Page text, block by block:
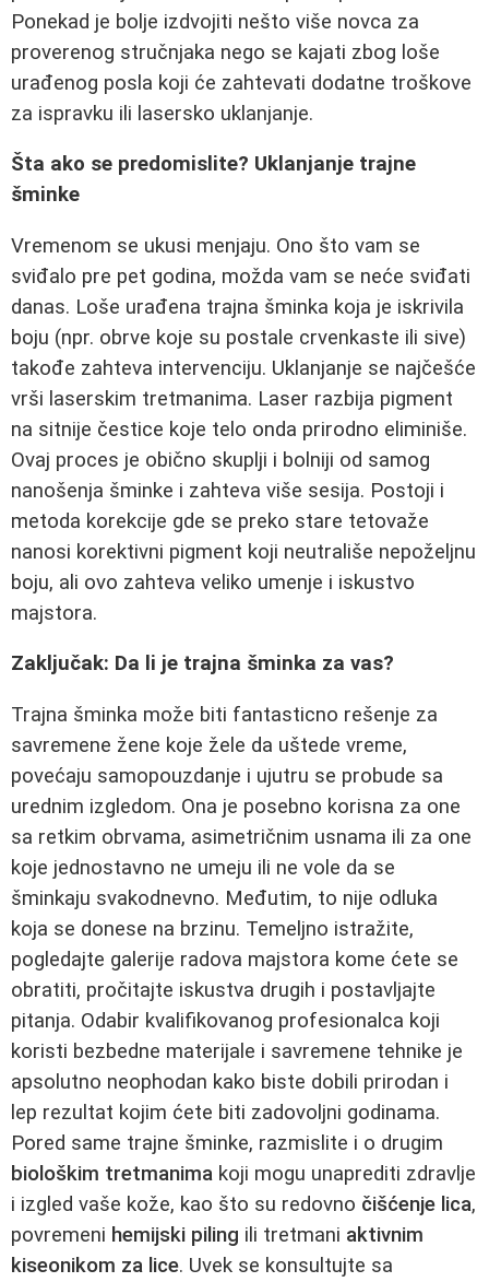
Ponekad je bolje izdvojiti nešto više novca za
proverenog stručnjaka nego se kajati zbog loše
urađenog posla koji će zahtevati dodatne troškove
za ispravku ili lasersko uklanjanje.
Šta ako se predomislite? Uklanjanje trajne
šminke
Vremenom se ukusi menjaju. Ono što vam se
sviđalo pre pet godina, možda vam se neće sviđati
danas. Loše urađena trajna šminka koja je iskrivila
boju (npr. obrve koje su postale crvenkaste ili sive)
takođe zahteva intervenciju. Uklanjanje se najčešće
vrši laserskim tretmanima. Laser razbija pigment
na sitnije čestice koje telo onda prirodno eliminiše.
Ovaj proces je obično skuplji i bolniji od samog
nanošenja šminke i zahteva više sesija. Postoji i
metoda korekcije gde se preko stare tetovaže
nanosi korektivni pigment koji neutrališe nepoželjnu
boju, ali ovo zahteva veliko umenje i iskustvo
majstora.
Zaključak: Da li je trajna šminka za vas?
Trajna šminka može biti fantasticno rešenje za
savremene žene koje žele da uštede vreme,
povećaju samopouzdanje i ujutru se probude sa
urednim izgledom. Ona je posebno korisna za one
sa retkim obrvama, asimetričnim usnama ili za one
koje jednostavno ne umeju ili ne vole da se
šminkaju svakodnevno. Međutim, to nije odluka
koja se donese na brzinu. Temeljno istražite,
pogledajte galerije radova majstora kome ćete se
obratiti, pročitajte iskustva drugih i postavljajte
pitanja. Odabir kvalifikovanog profesionalca koji
koristi bezbedne materijale i savremene tehnike je
apsolutno neophodan kako biste dobili prirodan i
lep rezultat kojim ćete biti zadovoljni godinama.
Pored same trajne šminke, razmislite i o drugim
biološkim tretmanima koji mogu unaprediti zdravlje
i izgled vaše kože, kao što su redovno čišćenje lica,
povremeni hemijski piling ili tretmani aktivnim
kiseonikom za lice. Uvek se konsultujte sa